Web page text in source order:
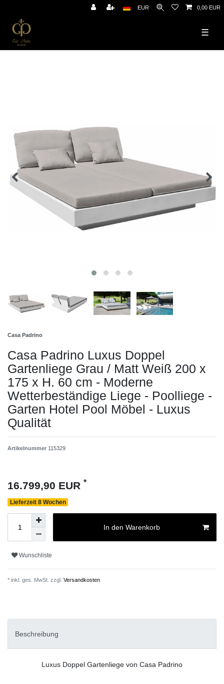
EUR 0,00 EUR
☰
Casa Padrino
Casa Padrino Luxus Doppel
Gartenliege Grau / Matt Weiß 200 x
175 x H. 60 cm - Moderne
Wetterbeständige Liege - Poolliege -
Garten Hotel Pool Möbel - Luxus
Qualität
Artikelnummer 115329
16.799,90 EUR *
Lieferzeit 8 Wochen
In den Warenkorb
Wunschliste
* inkl. ges. MwSt. zzgl. Versandkosten
Beschreibung
Luxus Doppel Gartenliege von Casa Padrino